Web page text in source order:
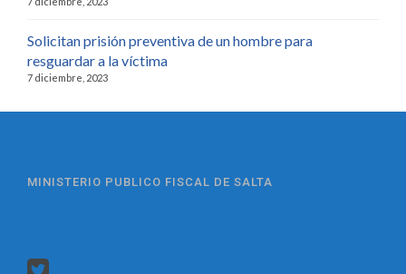
Solicitan prisión preventiva de un hombre para
resguardar a la víctima
7 diciembre, 2023
MINISTERIO PUBLICO FISCAL DE SALTA